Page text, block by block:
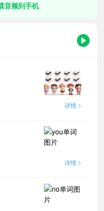
音频到手机
详情 >
详情 >